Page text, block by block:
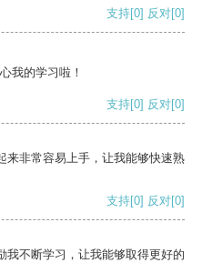
支持[0] 反对[0]
我的学习啦！
支持[0] 反对[0]
来非常容易上手，让我能够快速熟
支持[0] 反对[0]
我不断学习，让我能够取得更好的